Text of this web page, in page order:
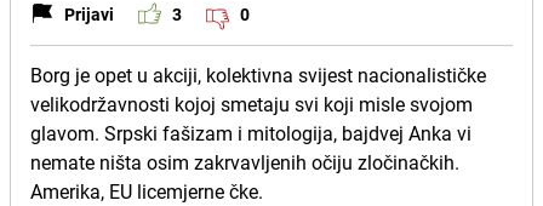
Prijavi 3 0
Borg je opet u akciji, kolektivna svijest nacionalističke
velikodržavnosti kojoj smetaju svi koji misle svojom
glavom. Srpski fašizam i mitologija, bajdvej Anka vi
nemate ništa osim zakrvavljenih očiju zločinačkih.
Amerika, EU licemjerne čke.